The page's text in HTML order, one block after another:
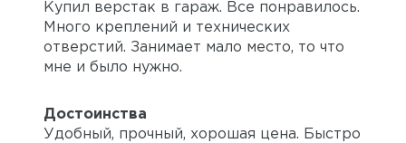
Купил верстак в гараж. Все понравилось.
Много креплений и технических
отверстий. Занимает мало место, то что
мне и было нужно.
Достоинства
Удобный, прочный, хорошая цена. Быстро